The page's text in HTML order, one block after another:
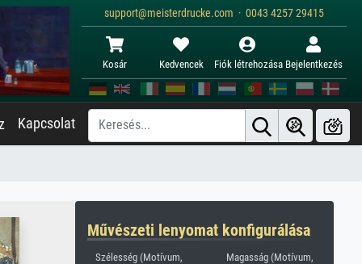
support@meisterdrucke.com · 0043 4257 29415
Kosár Kedvencek Fiók létrehozása Bejelentkezés
Kapcsolat
Művészeti lenyomat konfigurálása
Szélesség (Motívum,
Magasság (Motívum,